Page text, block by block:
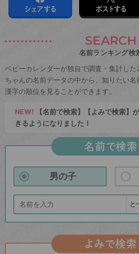
シェアする ポストする
SEARCH
名前ランキング検
ベビーカレンダーが独自で調査・集計し
ちゃんの名前データの中から、知りたい名
漢字の順位を見ることができます。
NEW! 【名前で検索】【よみで検索】
きるようになりました！
名前で検索
男の子
よみで検索